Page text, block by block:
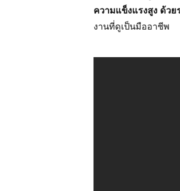
ความแข็งแรงสูง ด้วย
งานที่ดูเป็นมืออาชีพ